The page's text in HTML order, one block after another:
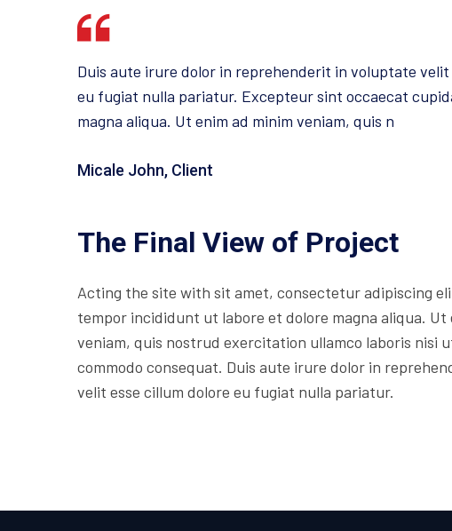
Duis aute irure dolor in reprehenderit in voluptate velit
eu fugiat nulla pariatur. Excepteur sint occaecat
magna aliqua. Ut enim ad minim veniam, quis n
Micale John, Client
The Final View of Project
Acting the site with sit amet, consectetur adipiscing
tempor incididunt ut labore et dolore magna aliqua. Ut
veniam, quis nostrud exercitation ullamco laboris nisi
commodo consequat. Duis aute irure dolor in
velit esse cillum dolore eu fugiat nulla pariatur.